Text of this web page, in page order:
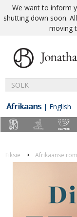
We want to inform
shutting down soon.
moving
Afrikaans | English
Fiksie Afrikaanse